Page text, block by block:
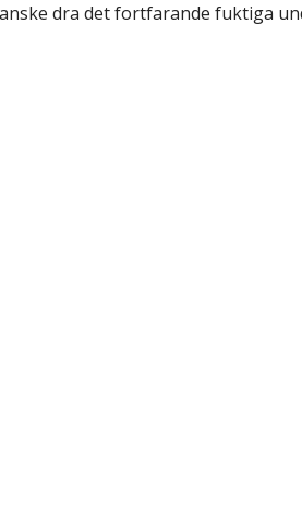
dra det fortfarande fuktiga